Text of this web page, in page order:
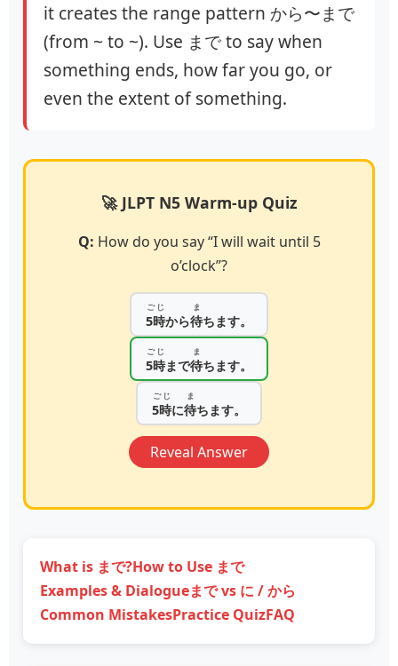
it creates the range pattern から〜まで
(from ~ to ~). Use まで to say when
something ends, how far you go, or
even the extent of something.
🚀 JLPT N5 Warm-up Quiz
Q: How do you say “I will wait until 5
o’clock”?
5時
ごじ
から待
ま
ちます。
5時
ごじ
まで待
ま
ちます。
5時
ごじ
に待
ま
ちます。
Reveal Answer
What is まで?How to Use まで
Examples & Dialogueまで vs に / から
Common MistakesPractice QuizFAQ